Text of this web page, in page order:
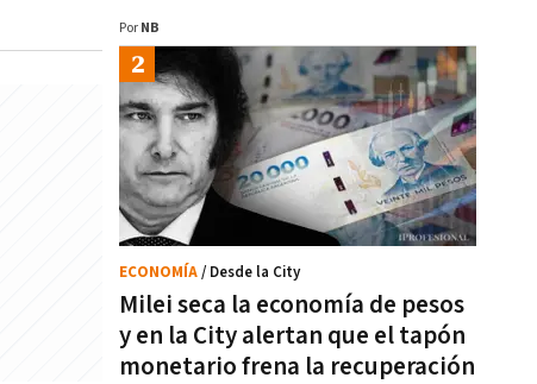
Por NB
Milei seca la economía de pesos
y en la City alertan que el tapón
monetario frena la recuperación
ECONOMÍA/ Desde la City